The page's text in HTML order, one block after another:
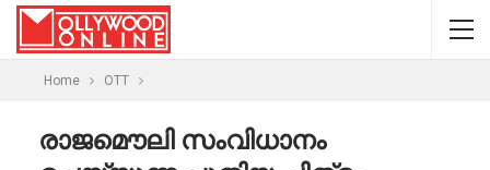
Home OTT
രാജമൌലി സംവിധാനം